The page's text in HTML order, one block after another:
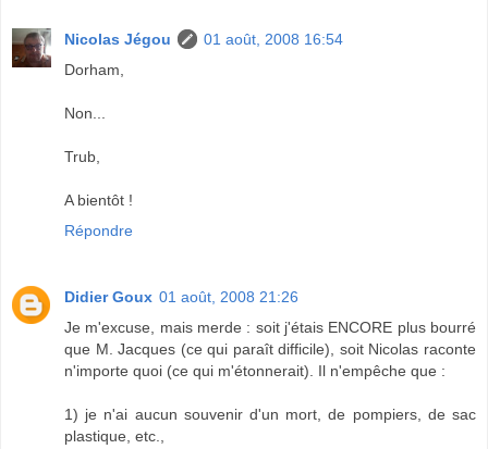
Nicolas Jégou
01 août, 2008 16:54
Dorham,
Non...
Trub,
A bientôt !
Répondre
Didier Goux 01 août, 2008 21:26
Je m'excuse, mais merde : soit j'étais ENCORE plus bourré
que M. Jacques (ce qui paraît difficile), soit Nicolas raconte
n'importe quoi (ce qui m'étonnerait). Il n'empêche que :
1) je n'ai aucun souvenir d'un mort, de pompiers, de sac
plastique, etc.,